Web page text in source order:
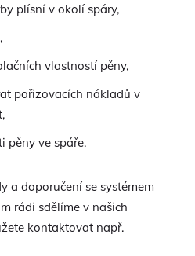
plísní v okolí spáry,
vlastností pěny,
pořizovacích nákladů v
pěny ve spáře.
a doporučení se systémem
rádi sdělíme v našich
kontaktovat např.